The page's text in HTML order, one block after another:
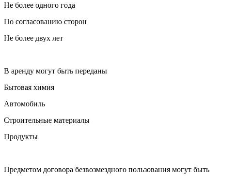
Не более одного года
По согласованию сторон
Не более двух лет
В аренду могут быть переданы
Бытовая химия
Автомобиль
Строительные материалы
Продукты
Предметом договора безвозмездного пользования могут быть